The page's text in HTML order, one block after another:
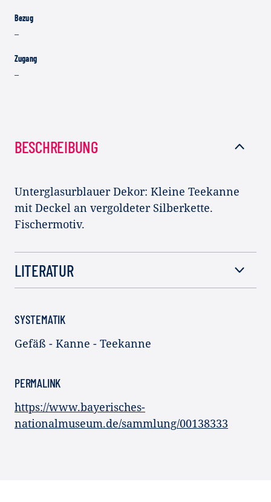
Bezug
–
Zugang
–
BESCHREIBUNG
Unterglasurblauer Dekor: Kleine Teekanne
mit Deckel an vergoldeter Silberkette.
Fischermotiv.
LITERATUR
SYSTEMATIK
Gefäß - Kanne - Teekanne
PERMALINK
https://www.bayerisches-
nationalmuseum.de/sammlung/00138333